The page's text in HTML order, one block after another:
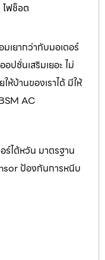
ไฟช็อต
เยากว่ากับมอเตอร์
ปชั่นเสริมเยอะ ไม่
บ้านของเราได้ มีให้
AC
ร์ไต้หวัน มาตรฐาน
ป้องกันการหนีบ